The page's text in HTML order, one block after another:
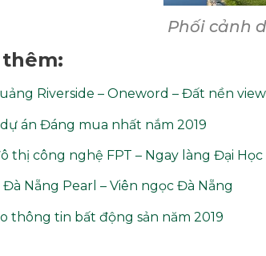
Phối cảnh
Riverside – Oneword – Đất nền
dự án Đáng mua nhất nắm 2019
thị công nghệ FPT – Ngay làng Đại
Đà Nẵng Pearl – Viên ngọc Đà Nẵng
thông tin bất động sản năm 2019